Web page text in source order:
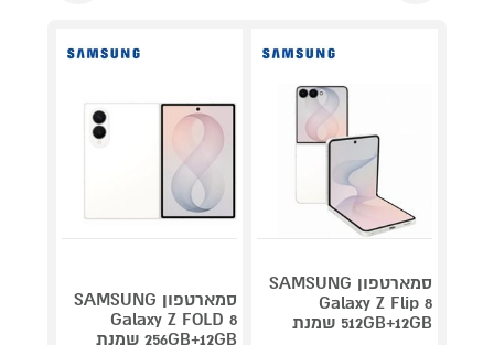
סמארטפון SAMSUNG
Galaxy Z Flip 8
512GB+12GB שמנת
סמארטפון SAMSUNG
Galaxy Z FOLD 8
256GB+12GB שמנת